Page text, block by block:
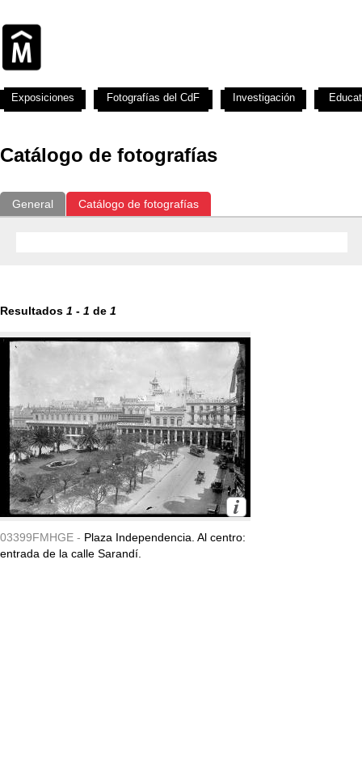
Catálogo de fotografías
General Catálogo de fotografías
Resultados 1 - 1 de 1
03399FMHGE - Plaza Independencia. Al centro:
entrada de la calle Sarandí.
Exposiciones Fotografías del CdF Investigación